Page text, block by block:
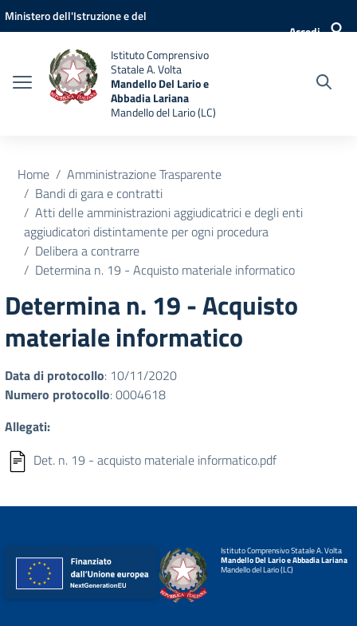
Vai ai contenuti
Vai al menu di navigazione
Vai al footer
Ministero dell'Istruzione e del
Accedi
Istituto Comprensivo
Statale A. Volta
Mandello Del Lario e
Abbadia Lariana
Mandello del Lario (LC)
Home
Amministrazione Trasparente
Bandi di gara e contratti
Atti delle amministrazioni aggiudicatrici e degli enti
aggiudicatori distintamente per ogni procedura
Delibera a contrarre
Determina n. 19 - Acquisto materiale informatico
Determina n. 19 - Acquisto
materiale informatico
Data di protocollo: 10/11/2020
Numero protocollo: 0004618
Allegati:
Det. n. 19 - acquisto materiale informatico.pdf
Istituto Comprensivo Statale A. Volta
Mandello Del Lario e Abbadia Lariana
Mandello del Lario (LC)